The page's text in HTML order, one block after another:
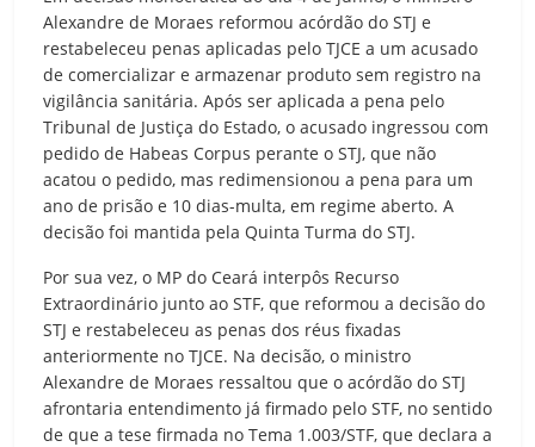
Alexandre de Moraes reformou acórdão do STJ e
restabeleceu penas aplicadas pelo TJCE a um acusado
de comercializar e armazenar produto sem registro na
vigilância sanitária. Após ser aplicada a pena pelo
Tribunal de Justiça do Estado, o acusado ingressou com
pedido de Habeas Corpus perante o STJ, que não
acatou o pedido, mas redimensionou a pena para um
ano de prisão e 10 dias-multa, em regime aberto. A
decisão foi mantida pela Quinta Turma do STJ.
Por sua vez, o MP do Ceará interpôs Recurso
Extraordinário junto ao STF, que reformou a decisão do
STJ e restabeleceu as penas dos réus fixadas
anteriormente no TJCE. Na decisão, o ministro
Alexandre de Moraes ressaltou que o acórdão do STJ
afrontaria entendimento já firmado pelo STF, no sentido
de que a tese firmada no Tema 1.003/STF, que declara a